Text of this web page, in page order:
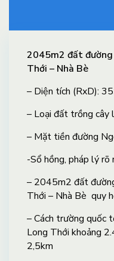
2045m2 đất đường
Thới – Nhà Bè
– Diện tích (RxD):
– Loại đất trồng cây
– Mặt tiền đường
-Sổ hồng, pháp lý rõ
– 2045m2 đất
Thới – Nhà Bè quy
– Cách trường quốc
Long Thới khoảng
2,5km